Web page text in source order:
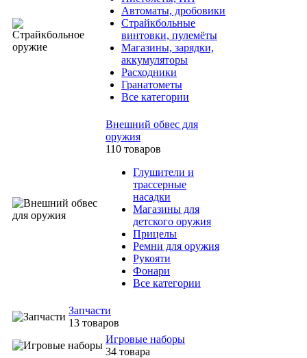
Автоматы, дробовики
Страйкбольные
винтовки, пулемёты
Магазины, зарядки,
аккумуляторы
Расходники
Гранатометы
Все категории
Внешний обвес для
оружия
110 товаров
Глушители и
трассерные
насадки
Магазины для
детского оружия
Прицелы
Ремни для оружия
Рукояти
Фонари
Все категории
Запчасти
13 товаров
Игровые наборы
34 товара